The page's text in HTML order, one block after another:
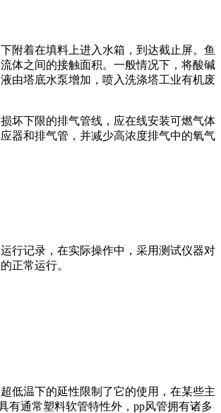
附着在填料上进入水箱，到达截止屏。鱼
体之间的接触面积。一般情况下，将酸碱
由塔底水泵增加，喷入洗涤塔工业有机废
坏下限的排气管线，应在线安装可燃气体
器和排气管，并减少高浓度排气中的氧气
行记录，在实际操作中，采用测试仪器对
正常运行。
低温下的延性限制了它的使用，在某些主
有通常塑料软管特性外，pp风管拥有诸多